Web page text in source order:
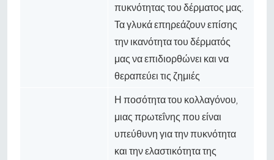
πυκνότητας του δέρματος μας.
Τα γλυκά επηρεάζουν επίσης
την ικανότητα του δέρματός
μας να επιδιορθώνει και να
θεραπεύει τις ζημιές
Η ποσότητα του κολλαγόνου,
μιας πρωτεΐνης που είναι
υπεύθυνη για την πυκνότητα
και την ελαστικότητα της